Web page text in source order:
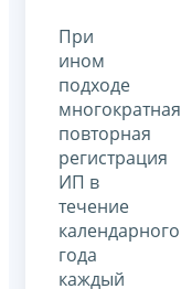
При
ином
подходе
многократная
повторная
регистрация
ИП в
течение
календарного
года
каждый